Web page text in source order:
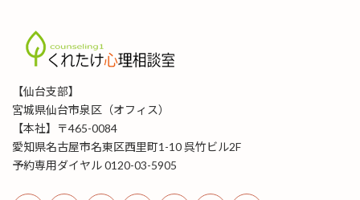
【仙台支部】
宮城県仙台市泉区（オフィス）
【本社】〒465-0084
愛知県名古屋市名東区西里町1-10 呉竹ビル2F
予約専用ダイヤル 0120-03-5905